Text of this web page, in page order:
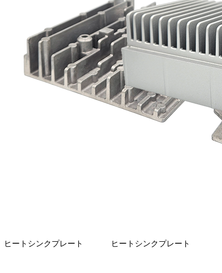
ヒートシンクプレート ヒートシンクプレート